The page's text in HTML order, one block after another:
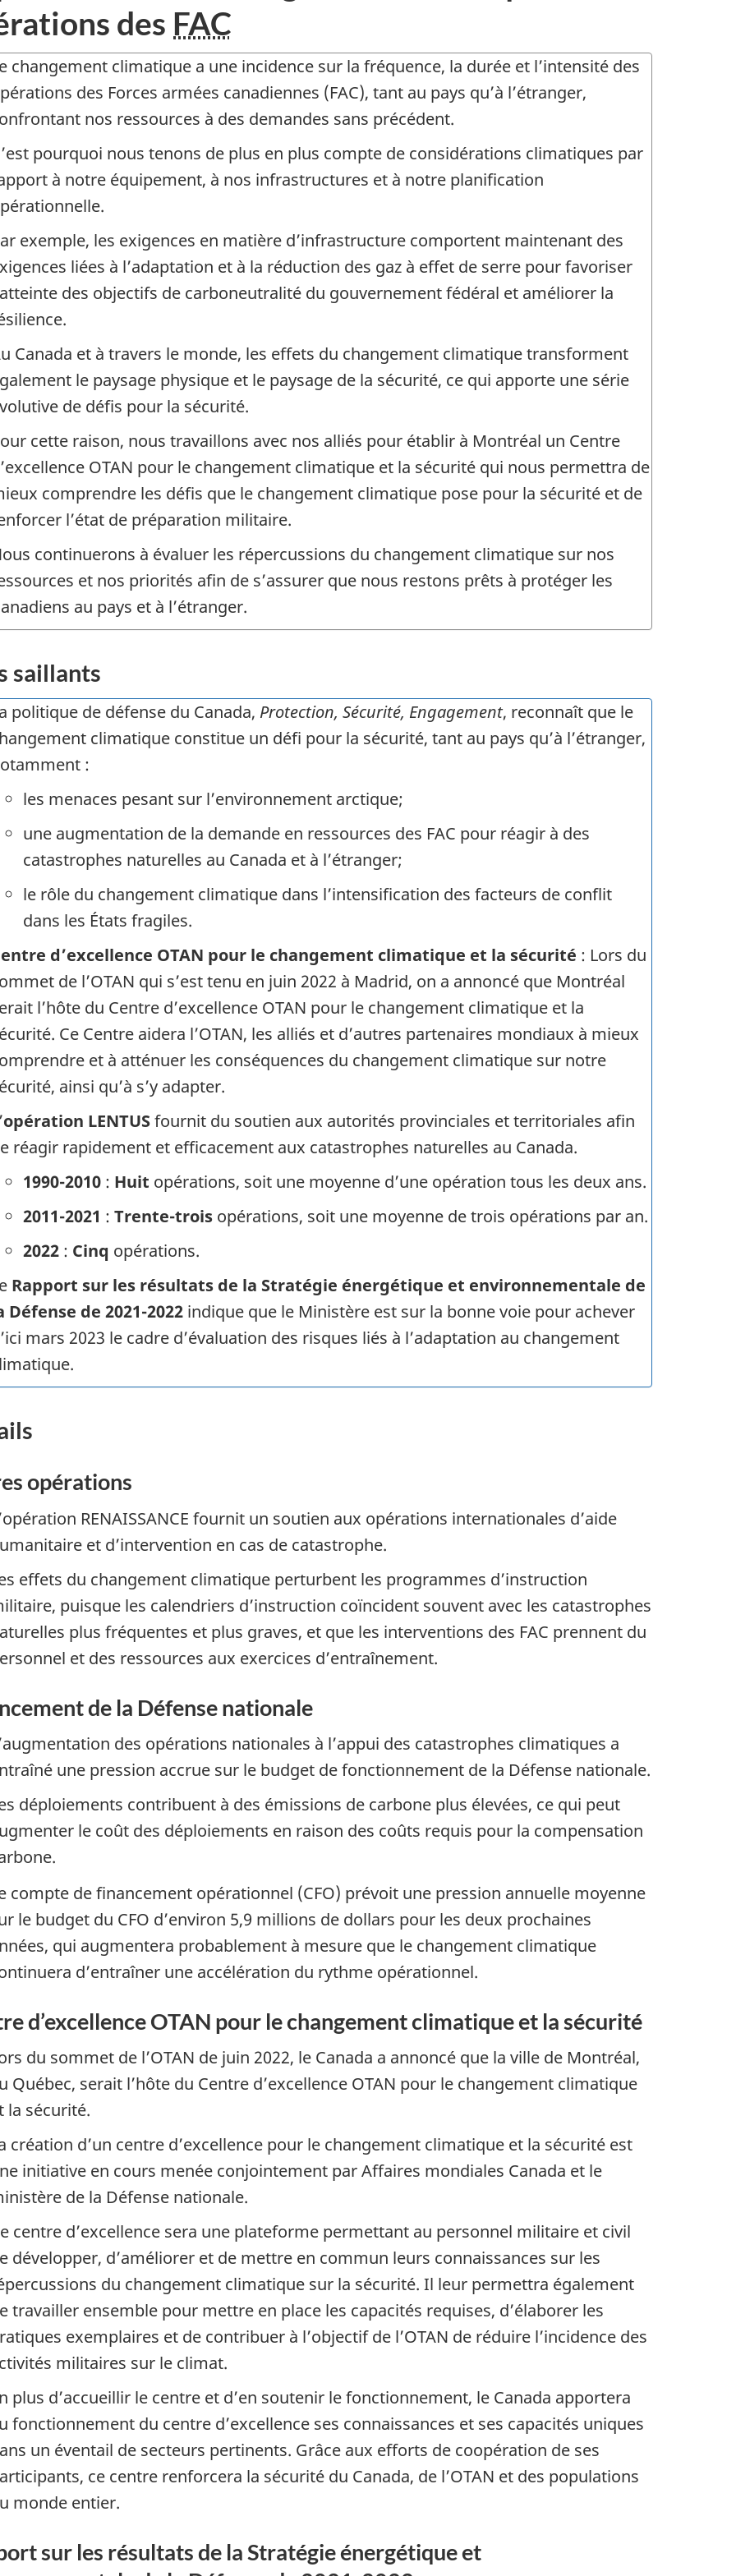
des FAC
changement climatique a une incidence sur la fréquence, la durée et l’intensité des
des Forces armées canadiennes (FAC), tant au pays qu’à l’étranger,
nos ressources à des demandes sans précédent.
pourquoi nous tenons de plus en plus compte de considérations climatiques par
à notre équipement, à nos infrastructures et à notre planification
exemple, les exigences en matière d’infrastructure comportent maintenant des
liées à l’adaptation et à la réduction des gaz à effet de serre pour favoriser
des objectifs de carboneutralité du gouvernement fédéral et améliorer la
Canada et à travers le monde, les effets du changement climatique transforment
le paysage physique et le paysage de la sécurité, ce qui apporte une série
de défis pour la sécurité.
cette raison, nous travaillons avec nos alliés pour établir à Montréal un Centre
OTAN pour le changement climatique et la sécurité qui nous permettra de
comprendre les défis que le changement climatique pose pour la sécurité et de
l’état de préparation militaire.
continuerons à évaluer les répercussions du changement climatique sur nos
et nos priorités afin de s’assurer que nous restons prêts à protéger les
au pays et à l’étranger.
saillants
politique de défense du Canada, Protection, Sécurité, Engagement, reconnaît que le
climatique constitue un défi pour la sécurité, tant au pays qu’à l’étranger,
:
les menaces pesant sur l’environnement arctique;
une augmentation de la demande en ressources des FAC pour réagir à des
catastrophes naturelles au Canada et à l’étranger;
le rôle du changement climatique dans l’intensification des facteurs de conflit
dans les États fragiles.
d’excellence OTAN pour le changement climatique et la sécurité : Lors du
de l’OTAN qui s’est tenu en juin 2022 à Madrid, on a annoncé que Montréal
l’hôte du Centre d’excellence OTAN pour le changement climatique et la
Ce Centre aidera l’OTAN, les alliés et d’autres partenaires mondiaux à mieux
et à atténuer les conséquences du changement climatique sur notre
ainsi qu’à s’y adapter.
opération LENTUSfournit du soutien aux autorités provinciales et territoriales afin
réagir rapidement et efficacement aux catastrophes naturelles au Canada.
1990-2010: Huit opérations, soit une moyenne d’une opération tous les deux ans.
2011-2021 : Trente-troisopérations, soit une moyenne de trois opérations par an.
2022: Cinq opérations.
Rapport sur les résultats de la Stratégie énergétique et environnementale de
Défense de 2021-2022indique que le Ministère est sur la bonne voie pour achever
mars 2023 le cadre d’évaluation des risques liés à l’adaptation au changement
opérations
RENAISSANCE fournit un soutien aux opérations internationales d’aide
et d’intervention en cas de catastrophe.
effets du changement climatique perturbent les programmes d’instruction
puisque les calendriers d’instruction coïncident souvent avec les catastrophes
plus fréquentes et plus graves, et que les interventions des FAC prennent du
et des ressources aux exercices d’entraînement.
de la Défense nationale
des opérations nationales à l’appui des catastrophes climatiques a
une pression accrue sur le budget de fonctionnement de la Défense nationale.
déploiements contribuent à des émissions de carbone plus élevées, ce qui peut
le coût des déploiements en raison des coûts requis pour la compensation
compte de financement opérationnel (CFO) prévoit une pression annuelle moyenne
le budget du CFO d’environ 5,9 millions de dollars pour les deux prochaines
qui augmentera probablement à mesure que le changement climatique
d’entraîner une accélération du rythme opérationnel.
d’excellence OTAN pour le changement climatique et la sécurité
du sommet de l’OTAN de juin 2022, le Canada a annoncé que la ville de Montréal,
Québec, serait l’hôte du Centre d’excellence OTAN pour le changement climatique
la sécurité.
création d’un centre d’excellence pour le changement climatique et la sécurité est
initiative en cours menée conjointement par Affaires mondiales Canada et le
de la Défense nationale.
centre d’excellence sera une plateforme permettant au personnel militaire et civil
développer, d’améliorer et de mettre en commun leurs connaissances sur les
du changement climatique sur la sécurité. Il leur permettra également
travailler ensemble pour mettre en place les capacités requises, d’élaborer les
exemplaires et de contribuer à l’objectif de l’OTAN de réduire l’incidence des
militaires sur le climat.
plus d’accueillir le centre et d’en soutenir le fonctionnement, le Canada apportera
fonctionnement du centre d’excellence ses connaissances et ses capacités uniques
un éventail de secteurs pertinents. Grâce aux efforts de coopération de ses
ce centre renforcera la sécurité du Canada, de l’OTAN et des populations
monde entier.
sur les résultats de la Stratégie énergétique et